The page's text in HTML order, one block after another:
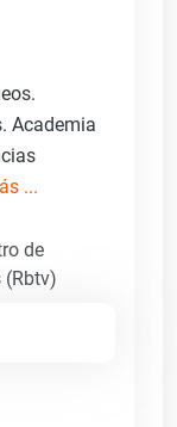
Academia
...
de
(Rbtv)